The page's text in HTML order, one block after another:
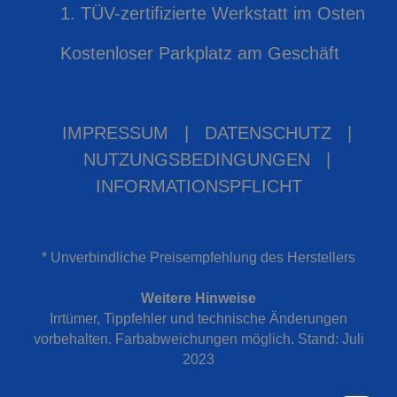
1. TÜV-zertifizierte Werkstatt im Osten
Kostenloser Parkplatz am Geschäft
IMPRESSUM DATENSCHUTZ
NUTZUNGSBEDINGUNGEN
INFORMATIONSPFLICHT
* Unverbindliche Preisempfehlung des Herstellers
Weitere Hinweise
Irrtümer, Tippfehler und technische Änderungen
vorbehalten. Farbabweichungen möglich. Stand: Juli
2023